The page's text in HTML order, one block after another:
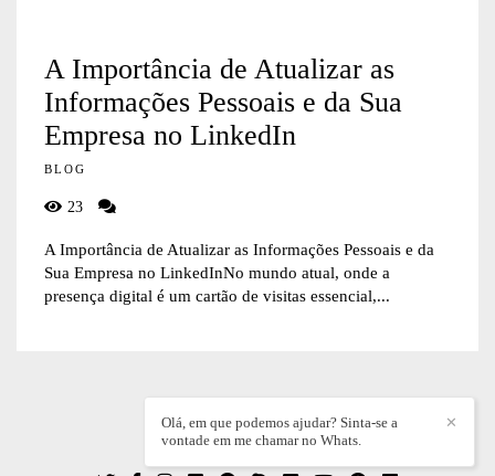
A Importância de Atualizar as
Informações Pessoais e da Sua
Empresa no LinkedIn
BLOG
23
A Importância de Atualizar as Informações Pessoais e da
Sua Empresa no LinkedInNo mundo atual, onde a
presença digital é um cartão de visitas essencial,...
WILLIAN DIEZ/CONTATO
✕
Olá, em que podemos ajudar? Sinta-se a
vontade em me chamar no Whats.